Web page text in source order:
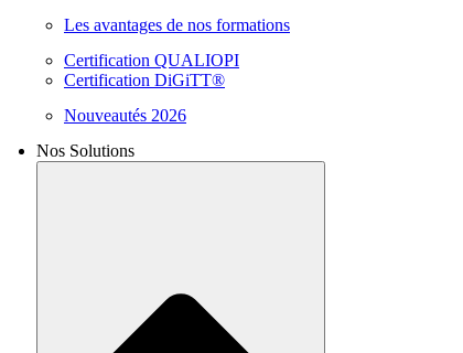
Les avantages de nos formations
Certification QUALIOPI
Certification DiGiTT®
Nouveautés 2026
Nos Solutions